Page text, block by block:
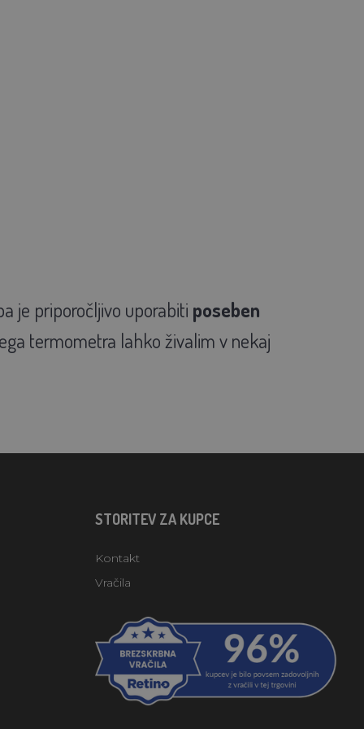
je priporočljivo uporabiti poseben
termometra lahko živalim v nekaj
STORITEV ZA KUPCE
Kontakt
Vračila